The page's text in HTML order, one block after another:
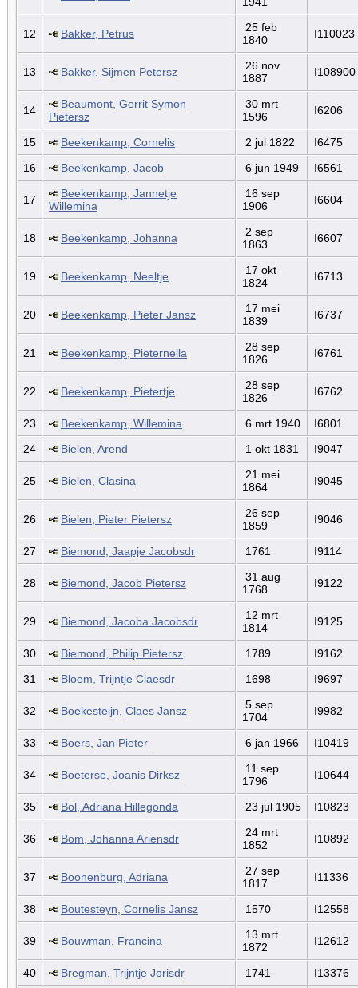
12 Bakker, Petrus
25 feb
1840
I110023
13 Bakker, Sijmen Petersz
26 nov
1887
I108900
14
Beaumont, Gerrit Symon
Pietersz
30 mrt
1596
I6206
15 Beekenkamp, Cornelis 2 jul 1822
I6475
16
Beekenkamp, Jacob 6 jun 1949 I6561
17
Beekenkamp, Jannetje
Willemina
16 sep
1906
I6604
18 Beekenkamp, Johanna
2 sep
1863
I6607
19 Beekenkamp, Neeltje
17 okt
1824
I6713
20 Beekenkamp, Pieter Jansz
17 mei
1839
I6737
21 Beekenkamp, Pieternella
28 sep
1826
I6761
22 Beekenkamp, Pietertje
28 sep
1826
I6762
23 Beekenkamp, Willemina 6 mrt 1940
I6801
24
Bielen, Arend 1 okt 1831 I9047
25 Bielen, Clasina
21 mei
1864
I9045
26 Bielen, Pieter Pietersz
26 sep
1859
I9046
27 Biemond, Jaapje Jacobsdr 1761 I9114
28 Biemond, Jacob Pietersz
31 aug
1768
I9122
29 Biemond, Jacoba Jacobsdr
12 mrt
1814
I9125
30 Biemond, Philip Pietersz 1789
I9162
31
Bloem, Trijntje Claesdr 1698 I9697
32 Boekesteijn, Claes Jansz
5 sep
1704
I9982
33 Boers, Jan Pieter 6 jan 1966 I10419
34 Boeterse, Joanis Dirksz
11 sep
1796
I10644
35 Bol, Adriana Hillegonda 23 jul 1905 I10823
36 Bom, Johanna Ariensdr
24 mrt
1852
I10892
37 Boonenburg, Adriana
27 sep
1817
I11336
38 Boutesteyn, Cornelis Jansz 1570 I12558
39 Bouwman, Francina
13 mrt
1872
I12612
40 Bregman, Trijntje Jorisdr 1741 I13376